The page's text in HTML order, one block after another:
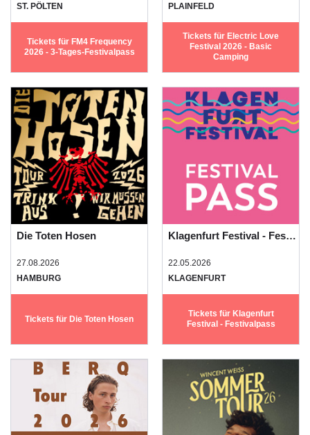
ST. PÖLTEN
Tickets für FM4 Frequency
2026 - 3-Tages-Festivalpass
PLAINFELD
Tickets für Electric Love
Festival 2026 - Basic
Camping
Die Toten Hosen
27.08.2026
HAMBURG
Tickets für Die Toten Hosen
Klagenfurt Festival - Festivalpass
22.05.2026
KLAGENFURT
Tickets für Klagenfurt
Festival - Festivalpass